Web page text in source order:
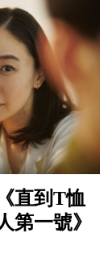
直到T恤
第一號》